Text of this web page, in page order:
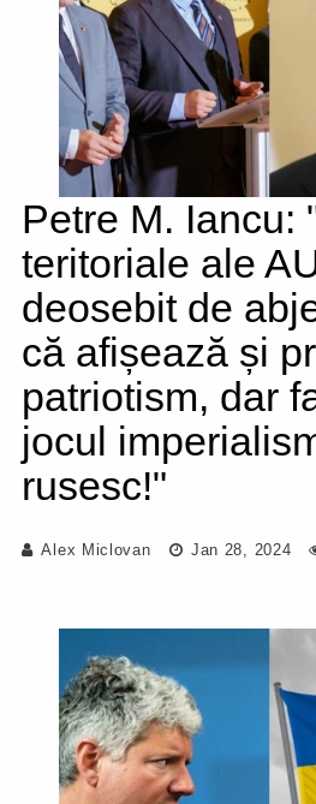
Petre M. Iancu:
teritoriale ale
deosebit de
că afișează și
patriotism, dar
jocul
rusesc!"
Alex Miclovan Jan 28, 2024